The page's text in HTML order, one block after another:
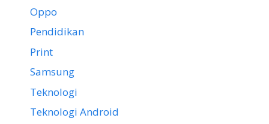
Oppo
Pendidikan
Print
Samsung
Teknologi
Teknologi Android